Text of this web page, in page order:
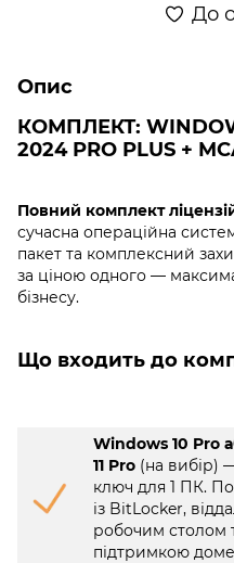
До
Опис
КОМПЛЕКТ:
2024 PRO PLUS +
Повний комплект
сучасна операційна
пакет та комплексний
за ціною одного —
бізнесу.
Що входить до
Windows 10 Pro
11 Pro (на вибір)
ключ для 1 ПК.
із BitLocker,
робочим столом
підтримкою